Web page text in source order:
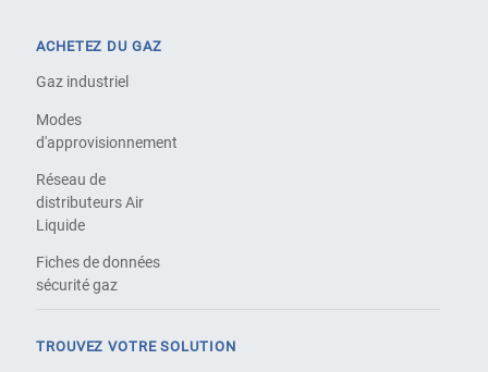
ACHETEZ DU GAZ
Gaz industriel
Modes
d'approvisionnement
Réseau de
distributeurs Air
Liquide
Fiches de données
sécurité gaz
TROUVEZ VOTRE SOLUTION